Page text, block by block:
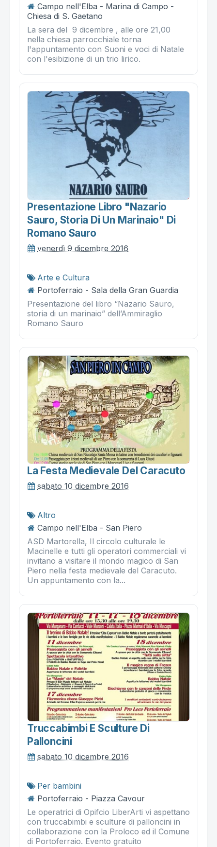
Campo nell'Elba - Marina di Campo -
Chiesa di S. Gaetano
La sera del 9 dicembre , alle ore 21,00
nella chiesa parrocchiale torna
l'appuntamento con Suoni e voci di Natale
con l'esibizione di un trio lirico.
Presentazione Libro "nazario
Sauro, Storia Di Un Marinaio" Di
Romano Sauro
venerdì 9 dicembre 2016
Arte e Cultura
Portoferraio - Sala della Gran Guardia
Presentazione del libro “Nazario Sauro,
storia di un marinaio” dell’Ammiraglio
Romano Sauro
La Festa Medievale Del Caracuto
sabato 10 dicembre 2016
Altro
Campo nell'Elba - San Piero
ASD Martorella, Il circolo culturale le
Macinelle e tutti gli operatori commerciali vi
invitano a visitare il mondo magico di San
Piero nella festa medievale del Caracuto.
Un appuntamento con la...
Truccabimbi E Sculture Di
Palloncini
sabato 10 dicembre 2016
Per bambini
Portoferraio - Piazza Cavour
Le operatrici di Opifcio LiberArti vi aspettano
con truccabimbi e sculture di palloncini in
collaborazione con la Proloco ed il Comune
di Portoferraio. Evento gratuito